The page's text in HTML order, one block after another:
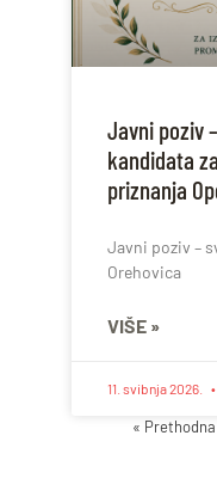
Javni poziv
kandidata
priznanja
Javni poziv –
Orehovica
VIŠE »
11. svibnja 2026.
« Prethodna